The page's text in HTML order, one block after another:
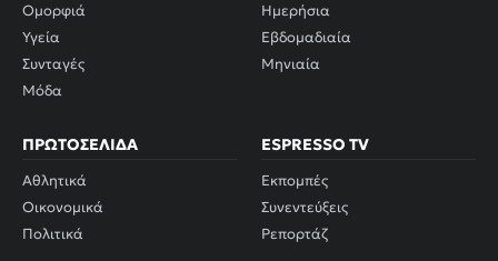
Ομορφιά
Υγεία
Συνταγές
Μόδα
Ημερήσια
Εβδομαδιαία
Μηνιαία
ΠΡΩΤΟΣΈΛΙΔΑ
Αθλητικά
Οικονομικά
Πολιτικά
ESPRESSO TV
Εκπομπές
Συνεντεύξεις
Ρεπορτάζ